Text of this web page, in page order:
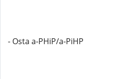
- Osta a-PHiP/a-PiHP